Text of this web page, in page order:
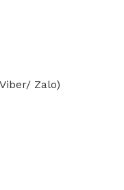
Zalo)